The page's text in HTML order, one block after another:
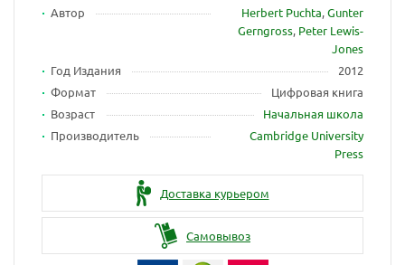
Автор
Herbert Puchta,Gunter
Gerngross, Peter Lewis-
Jones
Год Издания
2012
Формат
Цифровая книга
Возраст
Начальная школа
Производитель
Cambridge University
Press
Доставка курьером
Самовывоз